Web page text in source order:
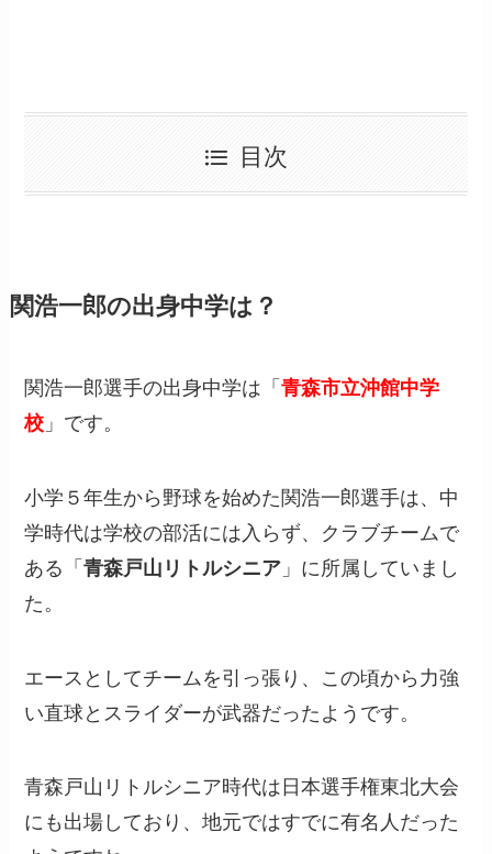
目次
関浩一郎の出身中学は？
関浩一郎選手の出身中学は「青森市立沖館中学
校 」です。
小学５年生から野球を始めた関浩一郎選手は、中
学時代は学校の部活には入らず、クラブチームで
ある「青森戸山リトルシニア 」に所属していまし
た。
エースとしてチームを引っ張り、この頃から力強
い直球とスライダーが武器だったようです。
青森戸山リトルシニア時代は日本選手権東北大会
にも出場しており、地元ではすでに有名人だった